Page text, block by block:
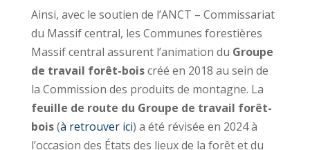
Ainsi, avec le soutien de l’ANCT – Commissariat
du Massif central, les Communes forestières
Massif central assurent l’animation du Groupe
de travail forêt-boiscréé en 2018 au sein de
la Commission des produits de montagne. La
feuille de route du Groupe de travail forêt-
bois(à retrouver ici) a été révisée en 2024 à
l’occasion des États des lieux de la forêt et du